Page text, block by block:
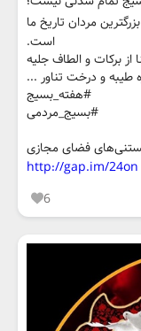
مردان تاریخ ما
است.
از برکات و الطاف جلیه
طیبه و درخت تناور ...
#هفته_بسیج
#بسیج_مردمی
فضای مجازی
http://gap.im/24on
6